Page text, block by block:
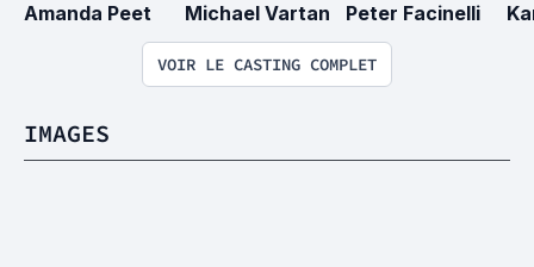
Amanda Peet Michael Vartan Peter Facinelli
VOIR LE CASTING COMPLET
IMAGES